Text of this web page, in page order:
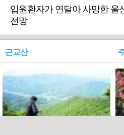
입원환자가 연달아 사망한 울
전망
근교산